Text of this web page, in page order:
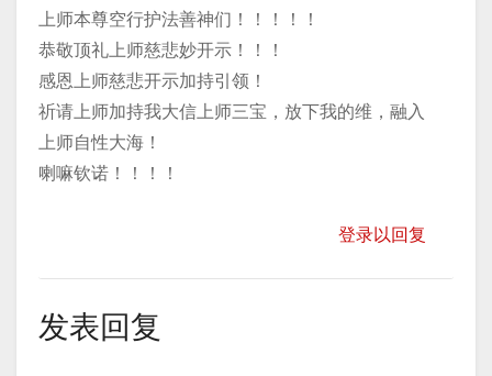
上师本尊空行护法善神们！！！！！
恭敬顶礼上师慈悲妙开示！！！
感恩上师慈悲开示加持引领！
祈请上师加持我大信上师三宝，放下我的维，融入
上师自性大海！
喇嘛钦诺！！！！
登录以回复
发表回复